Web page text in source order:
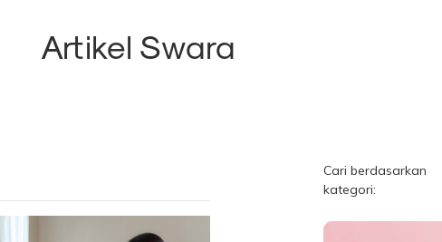
Artikel Swara
Cari berdasarkan
kategori: